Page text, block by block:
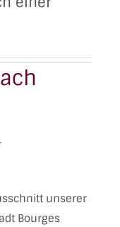
unserer
Bourges